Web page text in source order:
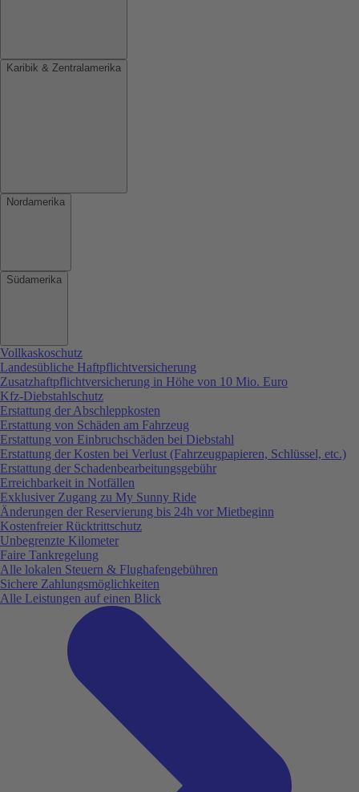
Karibik & Zentralamerika
Nordamerika
Südamerika
Vollkaskoschutz
Landesübliche Haftpflichtversicherung
Zusatzhaftpflichtversicherung in Höhe von 10 Mio. Euro
Kfz-Diebstahlschutz
Erstattung der Abschleppkosten
Erstattung von Schäden am Fahrzeug
Erstattung von Einbruchschäden bei Diebstahl
Erstattung der Kosten bei Verlust (Fahrzeugpapieren, Schlüssel, etc.)
Erstattung der Schadenbearbeitungsgebühr
Erreichbarkeit in Notfällen
Exklusiver Zugang zu My Sunny Ride
Änderungen der Reservierung bis 24h vor Mietbeginn
Kostenfreier Rücktrittschutz
Unbegrenzte Kilometer
Faire Tankregelung
Alle lokalen Steuern & Flughafengebühren
Sichere Zahlungsmöglichkeiten
Alle Leistungen auf einen Blick